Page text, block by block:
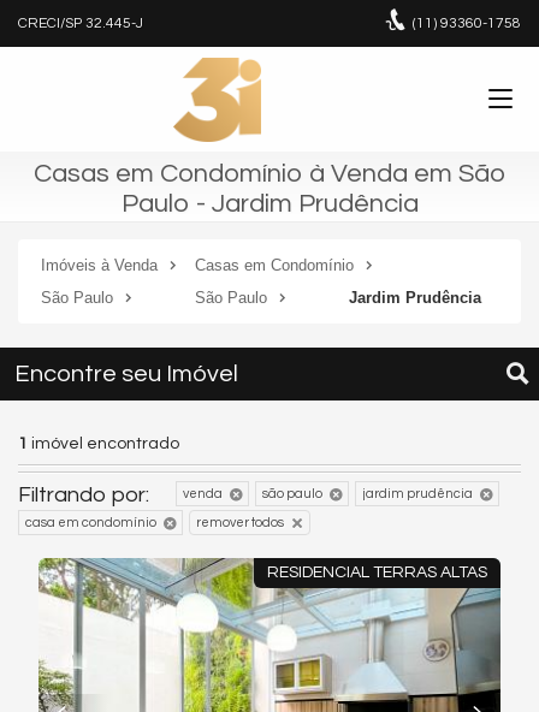
CRECI/SP 32.445-J (11) 93360-1758
Casas em Condomínio à Venda em São
Paulo - Jardim Prudência
Imóveis à Venda
Casas em Condomínio
São Paulo
São Paulo Jardim Prudência
Encontre seu Imóvel
1 imóvel encontrado
Filtrando por: venda são paulo jardim prudência
casa em condomínio remover todos
RESIDENCIAL TERRAS ALTAS